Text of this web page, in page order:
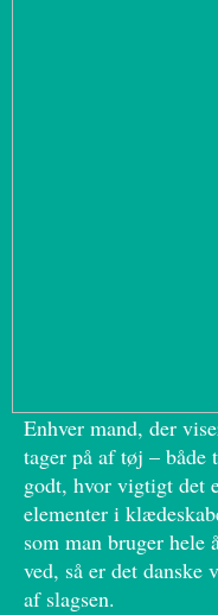
Enhver mand, der
tager på af tøj –
godt, hvor vigtigt det
elementer i
som man bruger hele
ved, så er det
af slagsen.